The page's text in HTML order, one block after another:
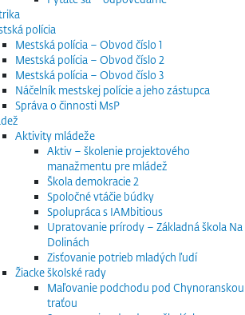
polícia
Mestská polícia – Obvod číslo 1
Mestská polícia – Obvod číslo 2
Mestská polícia – Obvod číslo 3
Náčelník mestskej polície a jeho zástupca
Správa o činnosti MsP
Aktivity mládeže
Aktiv – školenie projektového
manažmentu pre mládež
Škola demokracie 2
Spoločné vtáčie búdky
Spolupráca s IAMbitious
Upratovanie prírody – Základná škola Na
Dolinách
Zisťovanie potrieb mladých ľudí
Žiacke školské rady
Maľovanie podchodu pod Chynoranskou
traťou